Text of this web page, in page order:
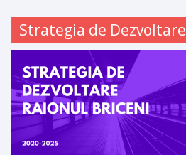
Strategia de Dezvoltare